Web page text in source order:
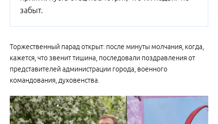
забыт.
Торжественный парад открыт: после минуты молчания, когда,
кажется, что звенит тишина, последовали поздравления от
представителей администрации города, военного
командования, духовенства.